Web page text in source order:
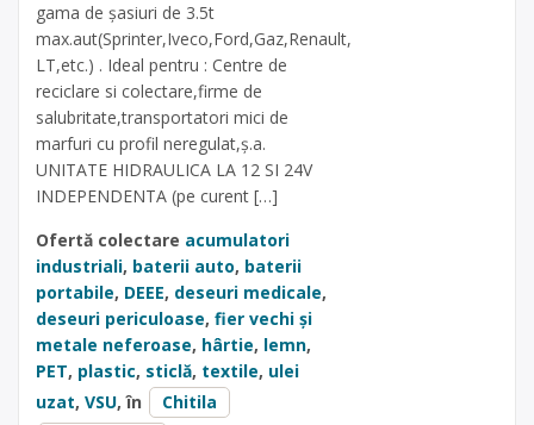
gama de șasiuri de 3.5t
max.aut(Sprinter,Iveco,Ford,Gaz,Renault,
LT,etc.) . Ideal pentru : Centre de
reciclare si colectare,firme de
salubritate,transportatori mici de
marfuri cu profil neregulat,ș.a.
UNITATE HIDRAULICA LA 12 SI 24V
INDEPENDENTA (pe curent […]
Ofertă colectare acumulatori
industriali, baterii auto, baterii
portabile, DEEE, deseuri medicale,
deseuri periculoase, fier vechi și
metale neferoase, hârtie, lemn,
PET, plastic, sticlă, textile, ulei
uzat, VSU, în
Chitila